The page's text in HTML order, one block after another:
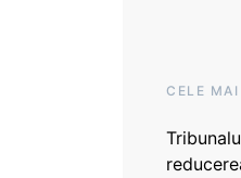
CELE MAI